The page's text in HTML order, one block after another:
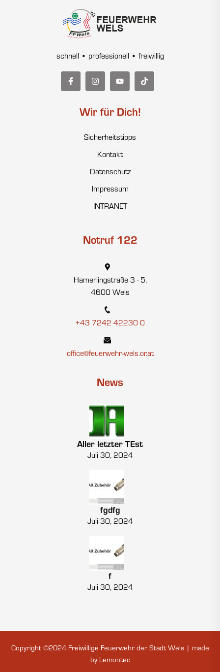
schnell • professionell • freiwillig
Wir für Dich!
Sicherheitstipps
Kontakt
Datenschutz
Impressum
INTRANET
Notruf 122
Hamerlingstraße 3 - 5,
4600 Wels
+43 7242 42230 0
office@feuerwehr-wels.or.at
News
Aller letzter TEst
Juli 30, 2024
fgdfg
Juli 30, 2024
f
Juli 30, 2024
Copyright ©2024 Freiwillige Feuerwehr der Stadt Wels | made
by Lemontec